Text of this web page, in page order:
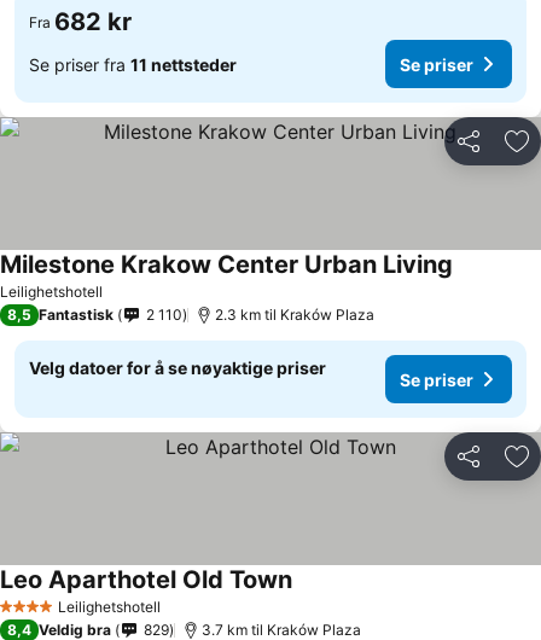
Fra 682 kr
Se priser fra 11 nettsteder Se priser
Del
Leilighetshotell
Milestone Krakow Center Urban Living
8,5 Fantastisk 2 110 2.3 km til Kraków Plaza
Velg datoer for å se nøyaktige priser
Se priser
Del
4 StjernerLeilighetshotell
Leo Aparthotel Old Town
8,4 Veldig bra 829 3.7 km til Kraków Plaza